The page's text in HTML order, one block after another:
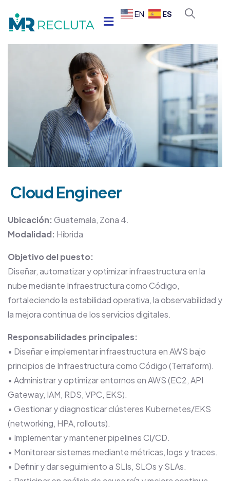
EN ES
Cloud Engineer
Ubicación:Guatemala, Zona 4.
Modalidad: Híbrida
Objetivo del puesto:
Diseñar, automatizar y optimizar infraestructura en la
nube mediante Infraestructura como Código,
fortaleciendo la estabilidad operativa, la observabilidad y
la mejora continua de los servicios digitales.
Responsabilidades principales:
• Diseñar e implementar infraestructura en AWS bajo
principios de Infraestructura como Código (Terraform).
• Administrar y optimizar entornos en AWS (EC2, API
Gateway, IAM, RDS, VPC, EKS).
• Gestionar y diagnosticar clústeres Kubernetes/EKS
(networking, HPA, rollouts).
• Implementar y mantener pipelines CI/CD.
• Monitorear sistemas mediante métricas, logs y traces.
• Definir y dar seguimiento a SLIs, SLOs y SLAs.